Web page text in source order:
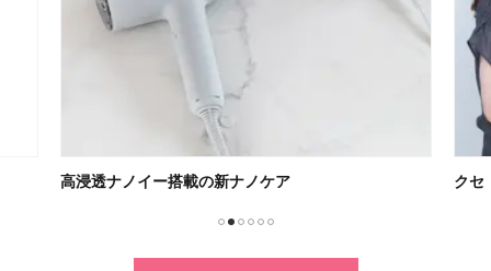
クセ・うねり・パサつきに悩む人必見！ 朝の